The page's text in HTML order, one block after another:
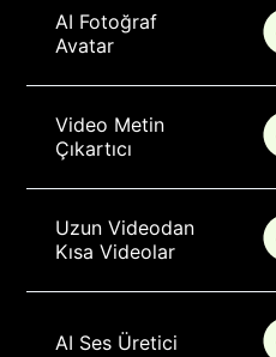
AI Fotoğraf
Avatar
Video Metin
Çıkartıcı
Uzun Videodan
Kısa Videolar
AI Ses Üretici